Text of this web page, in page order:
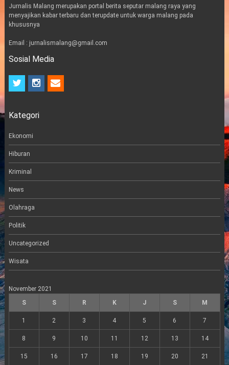
Jurnalis Malang merupakan portal berita seputar malang raya yang
menyajikan kabar terbaru dan terupdate untuk warga malang pada
khususnya
Email : jurnalismalang@gmail.com
Sosial Media
t
t
r
i
n
a
e
m
Kategori
Ekonomi
Hiburan
Kriminal
News
Olahraga
Politik
Uncategorized
Wisata
November 2021
S
S R K J S M
1 2 3 4 5 6 7
8 9 10 11 12 13 14
15 16 17 18 19 20 21